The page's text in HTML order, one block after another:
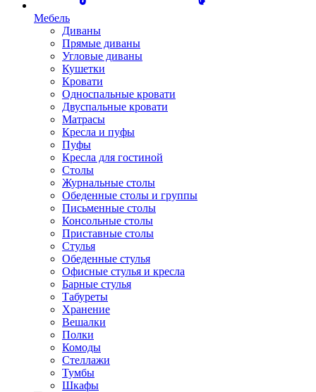
Мебель
Диваны
Прямые диваны
Угловые диваны
Кушетки
Кровати
Односпальные кровати
Двуспальные кровати
Матрасы
Кресла и пуфы
Пуфы
Кресла для гостиной
Столы
Журнальные столы
Обеденные столы и группы
Письменные столы
Консольные столы
Приставные столы
Стулья
Обеденные стулья
Офисные стулья и кресла
Барные стулья
Табуреты
Хранение
Вешалки
Полки
Комоды
Стеллажи
Тумбы
Шкафы